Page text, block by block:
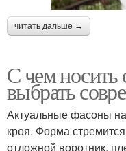
читать дальше →
С чем носить
выбрать
Актуальные фасоны
кроя. Форма
отложной воротник,